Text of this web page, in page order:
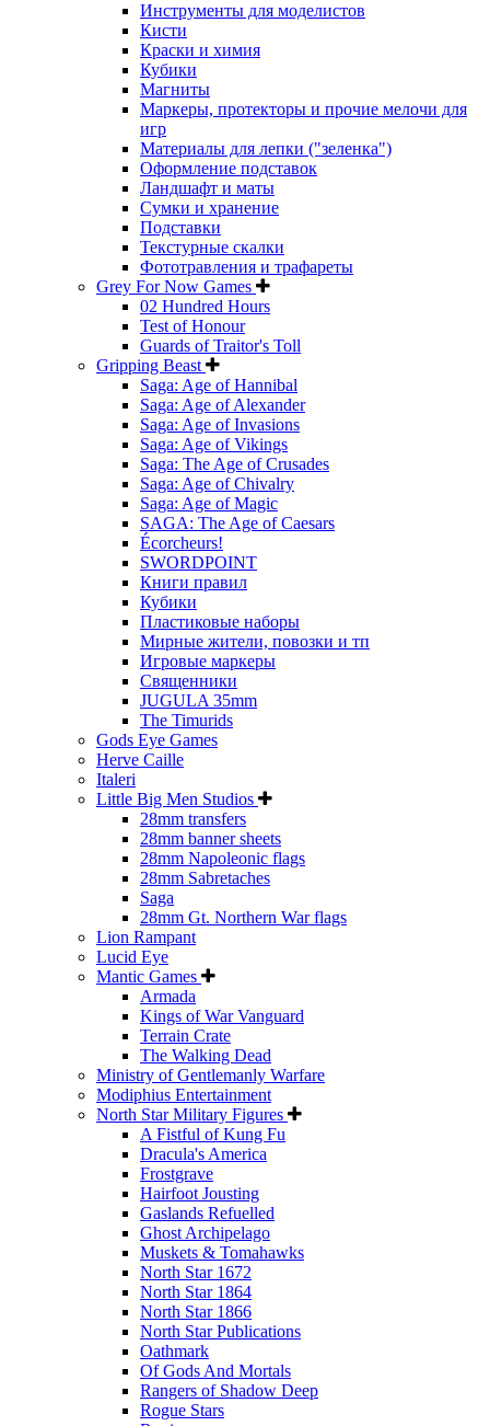
Инструменты для моделистов
Кисти
Краски и химия
Кубики
Магниты
Маркеры, протекторы и прочие мелочи для
игр
Материалы для лепки ("зеленка")
Оформление подставок
Ландшафт и маты
Сумки и хранение
Подставки
Текстурные скалки
Фототравления и трафареты
Grey For Now Games
02 Hundred Hours
Test of Honour
Guards of Traitor's Toll
Gripping Beast
Saga: Age of Hannibal
Saga: Age of Alexander
Saga: Age of Invasions
Saga: Age of Vikings
Saga: The Age of Crusades
Saga: Age of Chivalry
Saga: Age of Magic
SAGA: The Age of Caesars
Écorcheurs!
SWORDPOINT
Книги правил
Кубики
Пластиковые наборы
Мирные жители, повозки и тп
Игровые маркеры
Священники
JUGULA 35mm
The Timurids
Gods Eye Games
Herve Caille
Italeri
Little Big Men Studios
28mm transfers
28mm banner sheets
28mm Napoleonic flags
28mm Sabretaches
Saga
28mm Gt. Northern War flags
Lion Rampant
Lucid Eye
Mantic Games
Armada
Kings of War Vanguard
Terrain Crate
The Walking Dead
Ministry of Gentlemanly Warfare
Modiphius Entertainment
North Star Military Figures
A Fistful of Kung Fu
Dracula's America
Frostgrave
Hairfoot Jousting
Gaslands Refuelled
Ghost Archipelago
Muskets & Tomahawks
North Star 1672
North Star 1864
North Star 1866
North Star Publications
Oathmark
Of Gods And Mortals
Rangers of Shadow Deep
Rogue Stars